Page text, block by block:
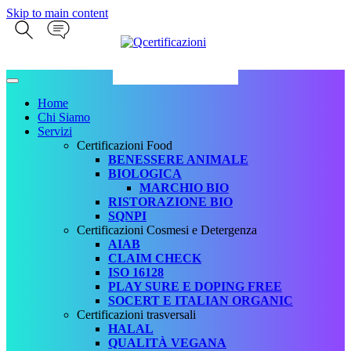
Skip to main content
Home
Chi Siamo
Servizi
Certificazioni Food
BENESSERE ANIMALE
BIOLOGICA
MARCHIO BIO
RISTORAZIONE BIO
SQNPI
Certificazioni Cosmesi e Detergenza
AIAB
CLAIM CHECK
ISO 16128
PLAY SURE E DOPING FREE
SOCERT E ITALIAN ORGANIC
Certificazioni trasversali
HALAL
QUALITÀ VEGANA